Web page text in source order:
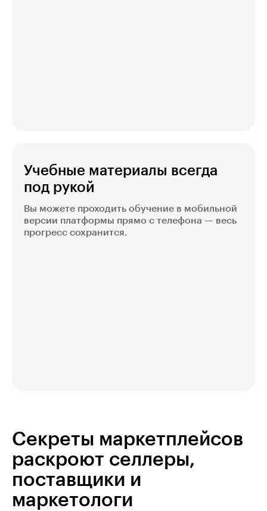
Учебные материалы всегда
под рукой
Вы можете проходить обучение в мобильной
версии платформы прямо с телефона — весь
прогресс сохранится.
Секреты маркетплейсов
раскроют селлеры,
поставщики и
маркетологи